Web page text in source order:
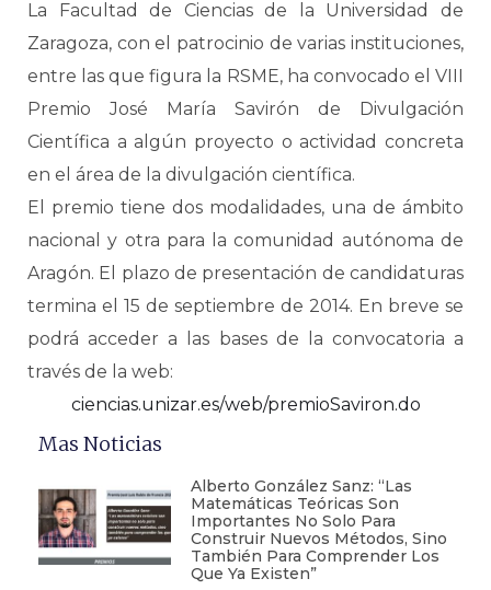
La Facultad de Ciencias de la Universidad de
Zaragoza, con el patrocinio de varias instituciones,
entre las que figura la RSME, ha convocado el VIII
Premio José María Savirón de Divulgación
Científica a algún proyecto o actividad concreta
en el área de la divulgación científica.
El premio tiene dos modalidades, una de ámbito
nacional y otra para la comunidad autónoma de
Aragón. El plazo de presentación de candidaturas
termina el 15 de septiembre de 2014. En breve se
podrá acceder a las bases de la convocatoria a
través de la web:
ciencias.unizar.es/web/premioSaviron.do
Mas Noticias
Alberto González Sanz: “Las
Matemáticas Teóricas Son
Importantes No Solo Para
Construir Nuevos Métodos, Sino
También Para Comprender Los
Que Ya Existen”